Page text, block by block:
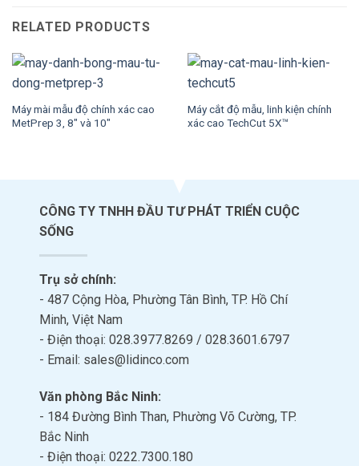
RELATED PRODUCTS
Máy mài mẫu độ chính xác cao
MetPrep 3, 8″ và 10″
Máy cắt độ mẫu, linh kiện chính
xác cao TechCut 5X™
CÔNG TY TNHH ĐẦU TƯ PHÁT TRIỂN CUỘC
SỐNG
Trụ sở chính:
- 487 Cộng Hòa, Phường Tân Bình, TP. Hồ Chí
Minh, Việt Nam
- Điện thoại: 028.3977.8269 / 028.3601.6797
- Email: sales@lidinco.com
Văn phòng Bắc Ninh:
- 184 Đường Bình Than, Phường Võ Cường, TP.
Bắc Ninh
- Điện thoại: 0222.7300.180